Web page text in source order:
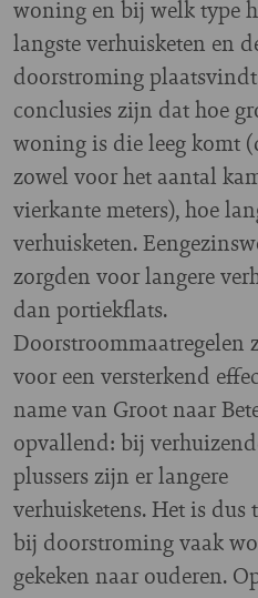
woning en bij welk type
langste verhuisketen en
doorstroming
conclusies zijn dat hoe
woning is die leeg komt
zowel voor het aantal
vierkante meters), hoe
verhuisketen.
zorgden voor langere
dan portiekflats.
Doorstroommaatregelen
voor een versterkend
name van Groot naar
opvallend: bij
plussers zijn er langere
verhuisketens. Het is dus
bij doorstroming vaak
gekeken naar ouderen.